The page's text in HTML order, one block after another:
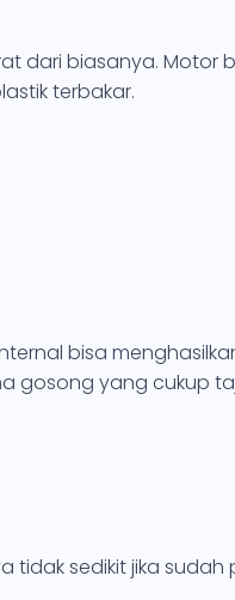
dari biasanya. Motor
terbakar.
bisa
gosong yang cukup
tidak sedikit jika sudah